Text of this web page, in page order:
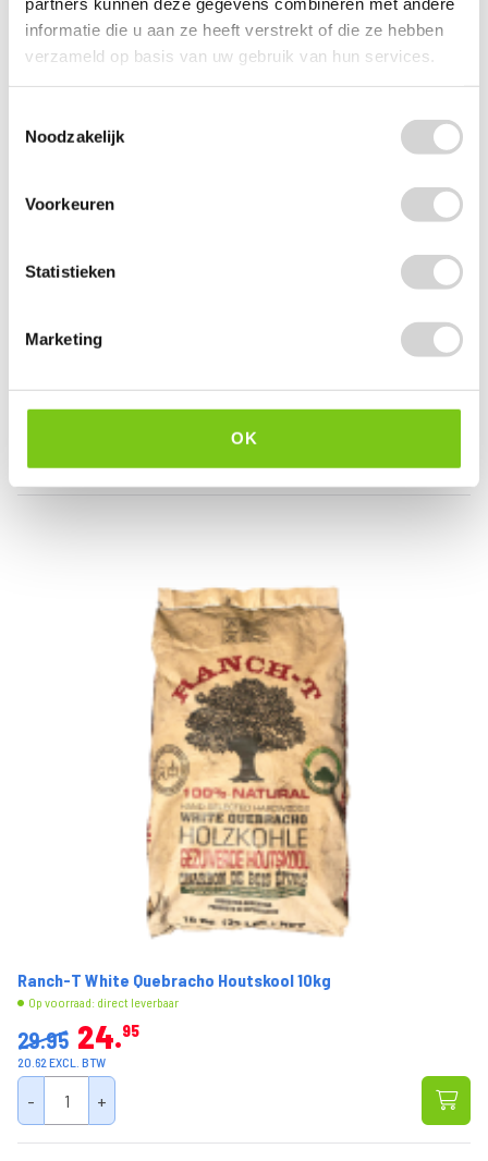
informatie die u aan ze heeft verstrekt of die ze hebben
verzameld op basis van uw gebruik van hun services.
Noodzakelijk
Voorkeuren
Statistieken
Marketing
OK
De Zwaluw Quicklight Aanmaakblokjes 16 stuks
4.99 1
1.40 EXCL. BTW
Ranch-T White Quebracho Houtskool 10kg
Op voorraad: direct leverbaar
29.95 24 95
20.62 EXCL. BTW
- +